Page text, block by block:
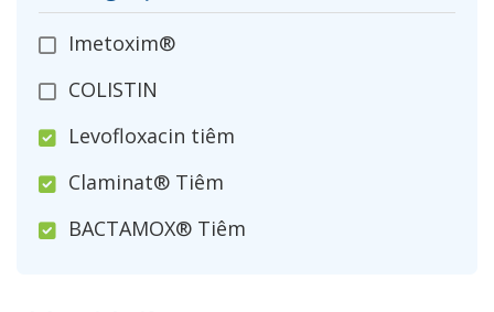
Imetoxim®
COLISTIN
Levofloxacin tiêm
Claminat® Tiêm
BACTAMOX® Tiêm